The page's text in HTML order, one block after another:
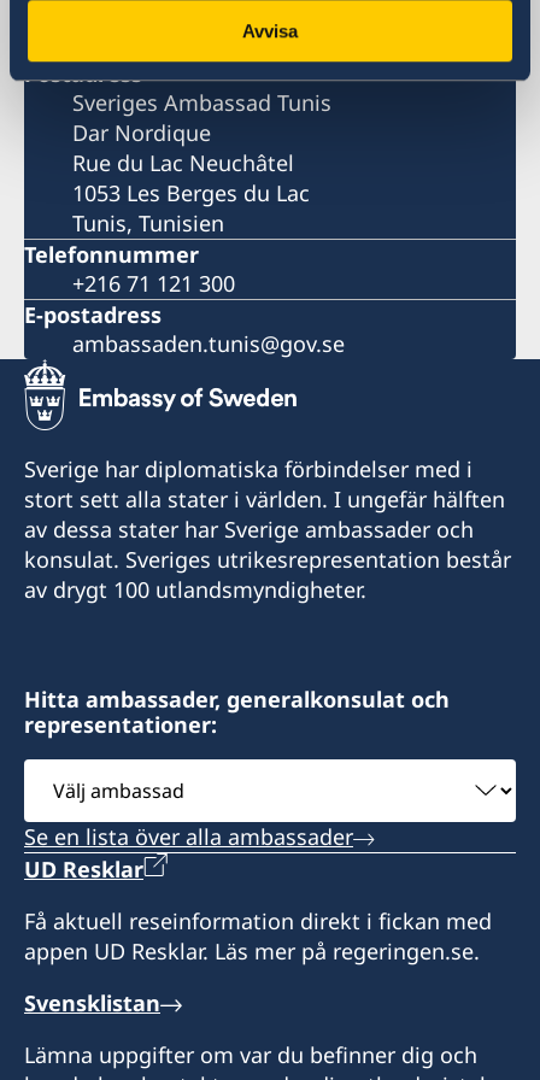
Avvisa
Postadress
Sveriges Ambassad Tunis
Dar Nordique
Rue du Lac Neuchâtel
1053 Les Berges du Lac
Tunis, Tunisien
Telefonnummer
+216 71 121 300
E-postadress
ambassaden.tunis@gov.se
Sverige har diplomatiska förbindelser med i
stort sett alla stater i världen. I ungefär hälften
av dessa stater har Sverige ambassader och
konsulat. Sveriges utrikesrepresentation består
av drygt 100 utlandsmyndigheter.
Hitta ambassader, generalkonsulat och
representationer:
ambassad
Se en lista över alla ambassader
UD Resklar
Få aktuell reseinformation direkt i fickan med
appen UD Resklar. Läs mer på regeringen.se.
Svensklistan
Lämna uppgifter om var du befinner dig och